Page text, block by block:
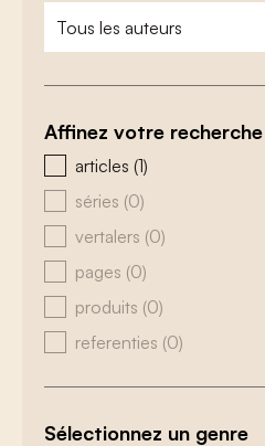
zoeken - auteurs
sélectionnez le contenu
Affinez votre recherche
zoeken - type
articles (1)
séries (0)
vertalers (0)
pages (0)
produits (0)
referenties (0)
Sélectionnez un genre